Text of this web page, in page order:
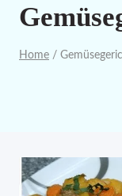
Home /